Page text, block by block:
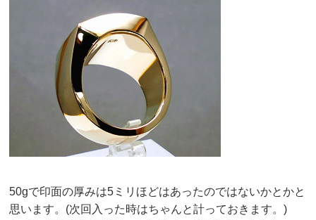
50gで印面の厚みは5ミリほどはあったのではないかとかと
思います。(次回入った時はちゃんと計っておきます。)